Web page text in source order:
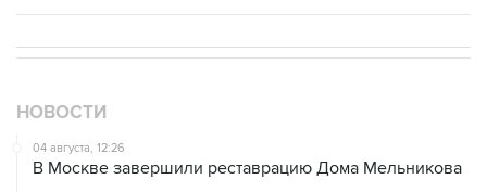
НОВОСТИ
04 августа, 12:26
В Москве завершили реставрацию Дома Мельникова